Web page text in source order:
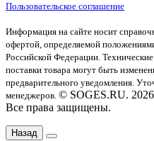
Пользовательское соглашение
Информация на сайте носит
офертой, определяемой
Российской Федерации.
поставки товара могут быть
предварительного уведомления.
менеджеров. © SOGES.RU. 2026
Все права защищены.
Назад